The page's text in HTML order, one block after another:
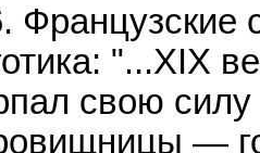
Французские
"...XIX
свою
—